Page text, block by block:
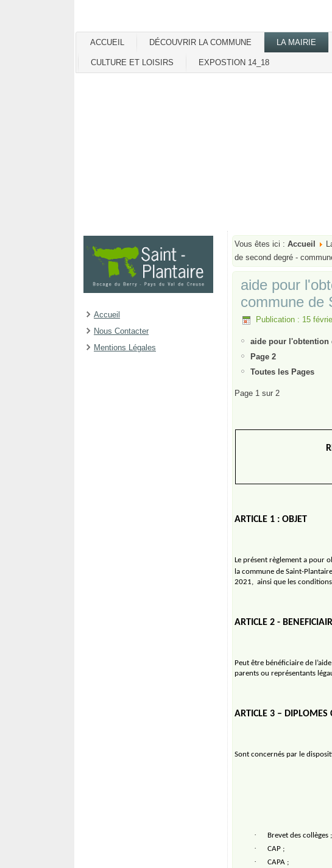
ACCUEIL DÉCOUVRIR LA COMMUNE LA MAIRIE
CULTURE ET LOISIRS EXPOSTION 14_18
Accueil
Nous Contacter
Mentions Légales
Vous êtes ici : Accueil
de second degré -
aide pour
commune de
Publication : 15
aide pour l'obtention
Page 2
Toutes les Pages
Page 1 sur 2
ARTICLE 1 : OBJET
Le présent règlement a pour
la commune de Saint-
2021, ainsi que les
ARTICLE 2 -
Peut être bénéficiaire de l’aide
parents ou représentants
ARTICLE 3 – DIPLOMES
Sont concernés par le
· Brevet des collèges ;
· CAP ;
· CAPA ;